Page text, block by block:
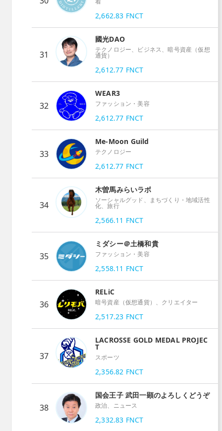
2,662.83 FNCT
31
國光DAO
テクノロジー、ビジネス、暗号資産（仮想
通貨）
2,612.77 FNCT
32
WEAR3
ファッション・美容
2,612.77 FNCT
33
Me-Moon Guild
テクノロジー
2,612.77 FNCT
34
木曽馬みらいラボ
ソーシャルグッド、まちづくり・地域活性
化、旅行
2,566.11 FNCT
35
ミダシー＠土橋和貴
ファッション・美容
2,558.11 FNCT
36
RELiC
暗号資産（仮想通貨）、クリエイター
2,517.23 FNCT
37
LACROSSE GOLD MEDAL PROJEC
T
スポーツ
2,356.82 FNCT
38
国会王子 武田一顕のよろしくどうぞ
政治、ニュース
2,332.83 FNCT